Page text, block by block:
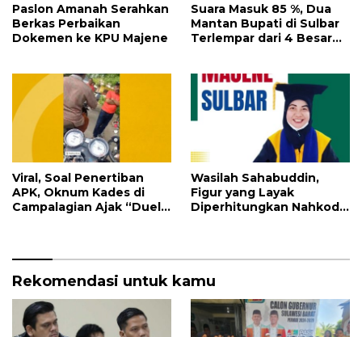
Paslon Amanah Serahkan
Berkas Perbaikan
Dokemen ke KPU Majene
Suara Masuk 85 %, Dua
Mantan Bupati di Sulbar
Terlempar dari 4 Besar
Viral, Soal Penertiban
APK, Oknum Kades di
Campalagian Ajak “Duel”
Wasilah Sahabuddin,
Figur yang Layak
Diperhitungkan Nahkodai
Rekomendasi untuk kamu